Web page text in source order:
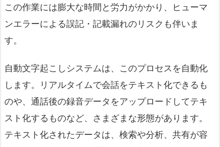
この作業には膨大な時間と労力がかかり、ヒューマ
ンエラーによる誤記・記載漏れのリスクも伴いま
す。
自動文字起こしシステムは、このプロセスを自動化
します。リアルタイムで会話をテキスト化できるも
のや、通話後の録音データをアップロードしてテキ
スト化するものなど、さまざまな形態があります。
テキスト化されたデータは、検索や分析、共有が容